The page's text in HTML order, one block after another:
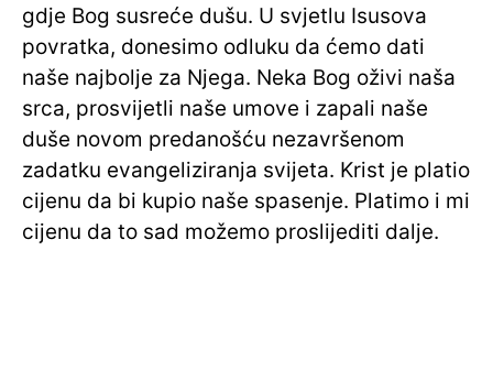
gdje Bog susreće dušu. U svjetlu Isusova
povratka, donesimo odluku da ćemo dati
naše najbolje za Njega. Neka Bog oživi naša
srca, prosvijetli naše umove i zapali naše
duše novom predanošću nezavršenom
zadatku evangeliziranja svijeta. Krist je platio
cijenu da bi kupio naše spasenje. Platimo i mi
cijenu da to sad možemo proslijediti dalje.